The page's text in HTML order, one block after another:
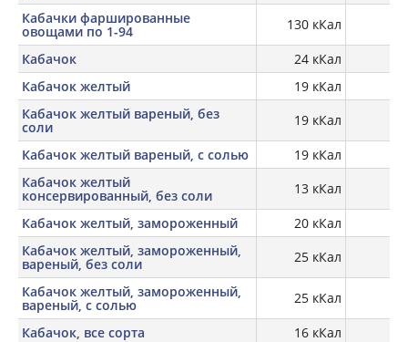
Кабачки фаршированные
овощами по 1-94 130 кКал
Кабачок
24 кКал
Кабачок желтый
19 кКал
Кабачок желтый вареный, без
соли 19 кКал
Кабачок желтый вареный, с солью
19 кКал
Кабачок желтый
консервированный, без соли 13 кКал
Кабачок желтый, замороженный
20 кКал
Кабачок желтый, замороженный,
вареный, без соли 25 кКал
Кабачок желтый, замороженный,
вареный, с солью 25 кКал
Кабачок, все сорта
16 кКал